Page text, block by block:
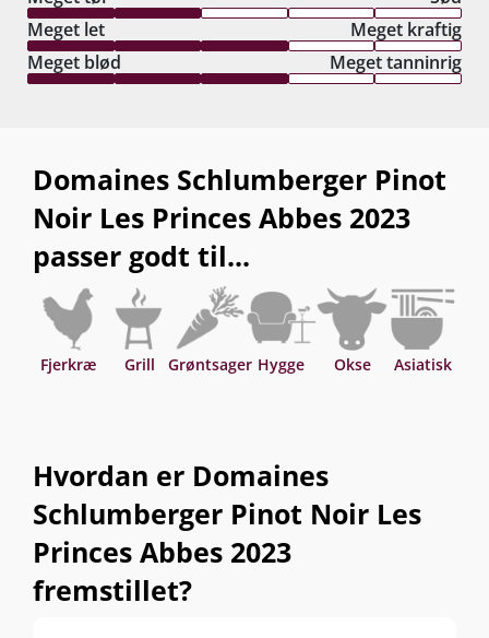
Meget let
Meget kraftig
Meget blød
Meget tanninrig
Domaines Schlumberger Pinot
Noir Les Princes Abbes 2023
passer godt til...
Fjerkræ Grill Grøntsager Hygge Okse Asiatisk
Hvordan er Domaines
Schlumberger Pinot Noir Les
Princes Abbes 2023
fremstillet?